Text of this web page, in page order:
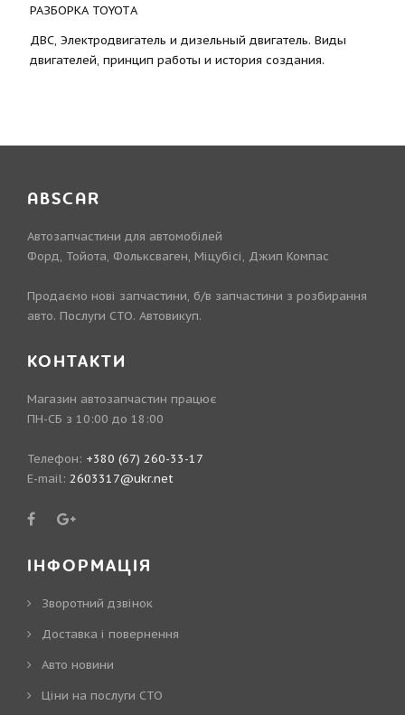
РАЗБОРКА TOYOTА
ДВС, Электродвигатель и дизельный двигатель. Виды
двигателей, принцип работы и история создания.
ABSCAR
Автозапчастини для автомобілей
Форд, Тойота, Фольксваген, Міцубісі, Джип Компас
Продаємо нові запчастини, б/в запчастини з розбирання
авто. Послуги СТО. Автовикуп.
КОНТАКТИ
Магазин автозапчастин працює
ПН-СБ з 10:00 до 18:00
Телефон: +380 (67) 260-33-17
E-mail: 2603317@ukr.net
ІНФОРМАЦІЯ
Зворотний дзвінок
Доставка і повернення
Авто новини
Ціни на послуги СТО